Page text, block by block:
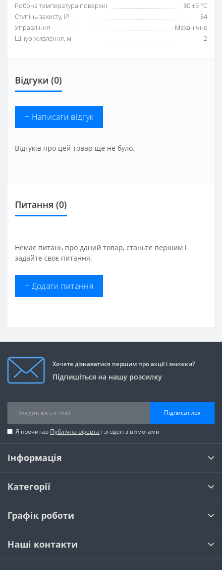
Робоча температура поверхні
80 ±5 °С
Ступінь захисту, IP
54
Управління
Механічне
Шнур живлення, м
2
Відгуки (0)
+ Написати відгук
Відгуків про цей товар ще не було.
Питання (0)
Немає питань про даний товар, станьте першим і
задайте своє питання.
+ Додати питання
Хочете дізнаватися першим про акції і знижки?
Підпишіться на нашу розсилку
Підписатися
Я прочитав Публічна оферта і згоден з вимогами
Інформація
Категорії
Графік роботи
Наші контакти